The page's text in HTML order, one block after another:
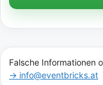
Falsche Informationen
→ info@eventbricks.at